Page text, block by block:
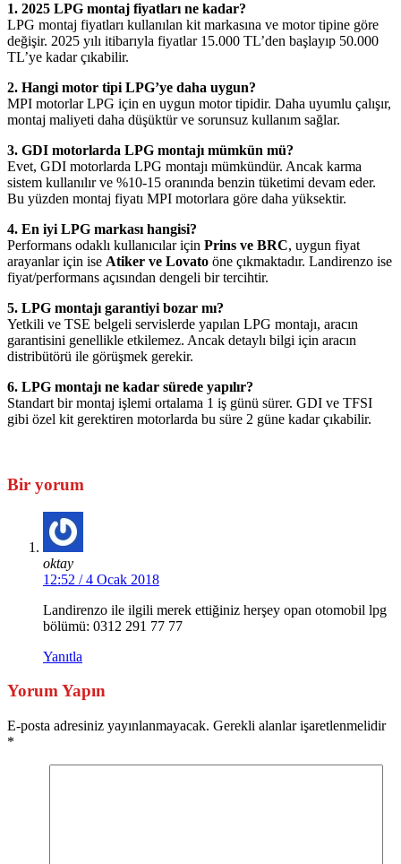
1. 2025 LPG montaj fiyatları ne kadar?
LPG montaj fiyatları kullanılan kit markasına ve motor tipine göre
değişir. 2025 yılı itibarıyla fiyatlar 15.000 TL’den başlayıp 50.000
TL’ye kadar çıkabilir.
2. Hangi motor tipi LPG’ye daha uygun?
MPI motorlar LPG için en uygun motor tipidir. Daha uyumlu çalışır,
montaj maliyeti daha düşüktür ve sorunsuz kullanım sağlar.
3. GDI motorlarda LPG montajı mümkün mü?
Evet, GDI motorlarda LPG montajı mümkündür. Ancak karma
sistem kullanılır ve %10-15 oranında benzin tüketimi devam eder.
Bu yüzden montaj fiyatı MPI motorlara göre daha yüksektir.
4. En iyi LPG markası hangisi?
Performans odaklı kullanıcılar için Prins ve BRC, uygun fiyat
arayanlar için ise Atiker ve Lovato öne çıkmaktadır. Landirenzo ise
fiyat/performans açısından dengeli bir tercihtir.
5. LPG montajı garantiyi bozar mı?
Yetkili ve TSE belgeli servislerde yapılan LPG montajı, aracın
garantisini genellikle etkilemez. Ancak detaylı bilgi için aracın
distribütörü ile görüşmek gerekir.
6. LPG montajı ne kadar sürede yapılır?
Standart bir montaj işlemi ortalama 1 iş günü sürer. GDI ve TFSI
gibi özel kit gerektiren motorlarda bu süre 2 güne kadar çıkabilir.
Bir yorum
oktay
12:52 / 4 Ocak 2018
Landirenzo ile ilgili merek ettiğiniz herşey opan otomobil lpg
bölümü: 0312 291 77 77
Yanıtla
Yorum Yapın
E-posta adresiniz yayınlanmayacak. Gerekli alanlar işaretlenmelidir
*